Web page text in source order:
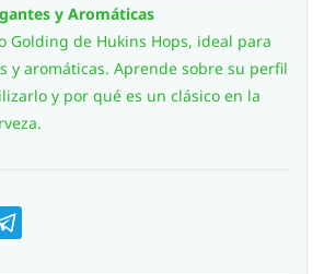
y Aromáticas
Golding de Hukins Hops, ideal para
y aromáticas. Aprende sobre su perfil
y por qué es un clásico en la